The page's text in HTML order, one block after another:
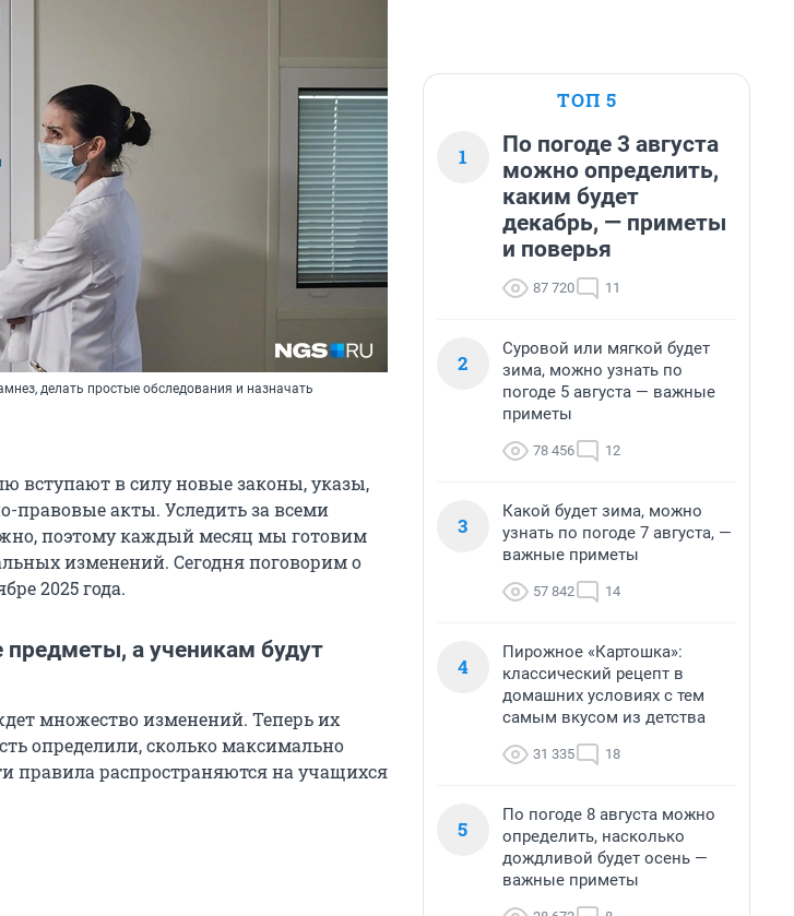
делать простые обследования и назначать
вступают в силу новые законы, указы,
правовые акты. Уследить за всеми
поэтому каждый месяц мы готовим
изменений. Сегодня поговорим о
2025 года.
а ученикам будут
множество изменений. Теперь их
определили, сколько максимально
правила распространяются на учащихся
ТОП 5
1
По погоде 3 августа
можно определить,
каким будет
декабрь, — приметы
и поверья
87 720 11
2
Суровой или мягкой будет
зима, можно узнать по
погоде 5 августа — важные
приметы
78 456 12
3
Какой будет зима, можно
узнать по погоде 7 августа, —
важные приметы
57 842 14
4
Пирожное «Картошка»:
классический рецепт в
домашних условиях с тем
самым вкусом из детства
31 335 18
5
По погоде 8 августа можно
определить, насколько
дождливой будет осень —
важные приметы